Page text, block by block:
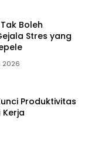
Boleh
Stres yang
2026
Produktivitas